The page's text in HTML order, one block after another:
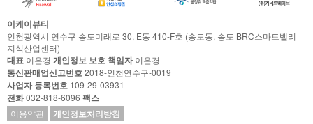
이케이뷰티
인천광역시 연수구 송도미래로 30, E동 410-F호 (송도동, 송도 BRC스마트밸리
지식산업센터)
대표 이은경 개인정보 보호 책임자이은경
통신판매업신고번호2018-인천연수구-0019
사업자 등록번호 109-29-03931
전화032-818-6096 팩스
이용약관 개인정보처리방침